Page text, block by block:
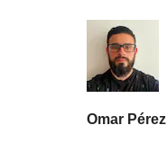
Omar Pérez